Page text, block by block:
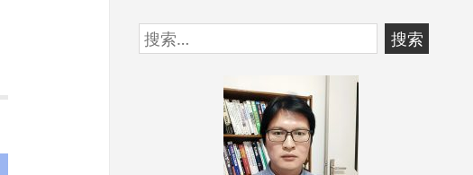
跳
至
搜
索：